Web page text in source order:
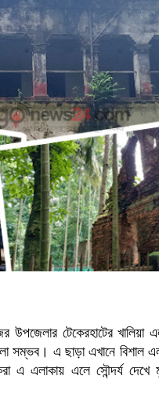
উপজেলার টেকেরহাটের
সম্ভব। এ ছাড়া এখানে বিশাল
এ এলাকায় এলে সৌন্দর্য দেখে